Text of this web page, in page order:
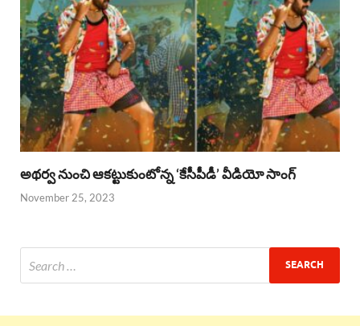
అథర్వ నుంచి ఆకట్టుకుంటోన్న ‘కేసీపీడీ’ వీడియో సాంగ్
November 25, 2023